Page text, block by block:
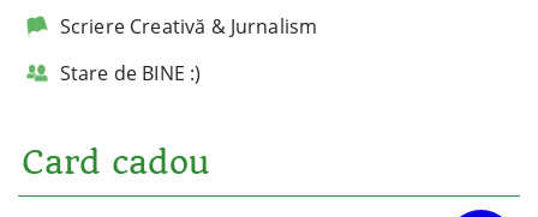
Scriere Creativă & Jurnalism
Stare de BINE :)
Card cadou